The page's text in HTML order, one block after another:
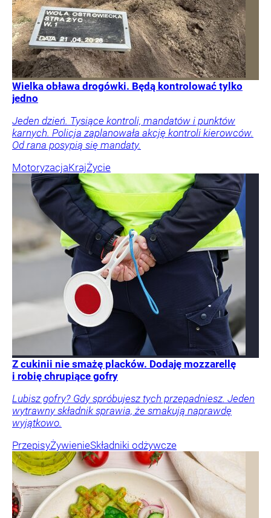
Wielka obława drogówki. Będą kontrolować tylko
jedno
Jeden dzień. Tysiące kontroli, mandatów i punktów
karnych. Policja zaplanowała akcję kontroli kierowców.
Od rana posypią się mandaty.
MotoryzacjaKrajŻycie
Z cukinii nie smażę placków. Dodaję mozzarellę
i robię chrupiące gofry
Lubisz gofry? Gdy spróbujesz tych przepadniesz. Jeden
wytrawny składnik sprawia, że smakują naprawdę
wyjątkowo.
PrzepisyŻywienieSkładniki odżywcze